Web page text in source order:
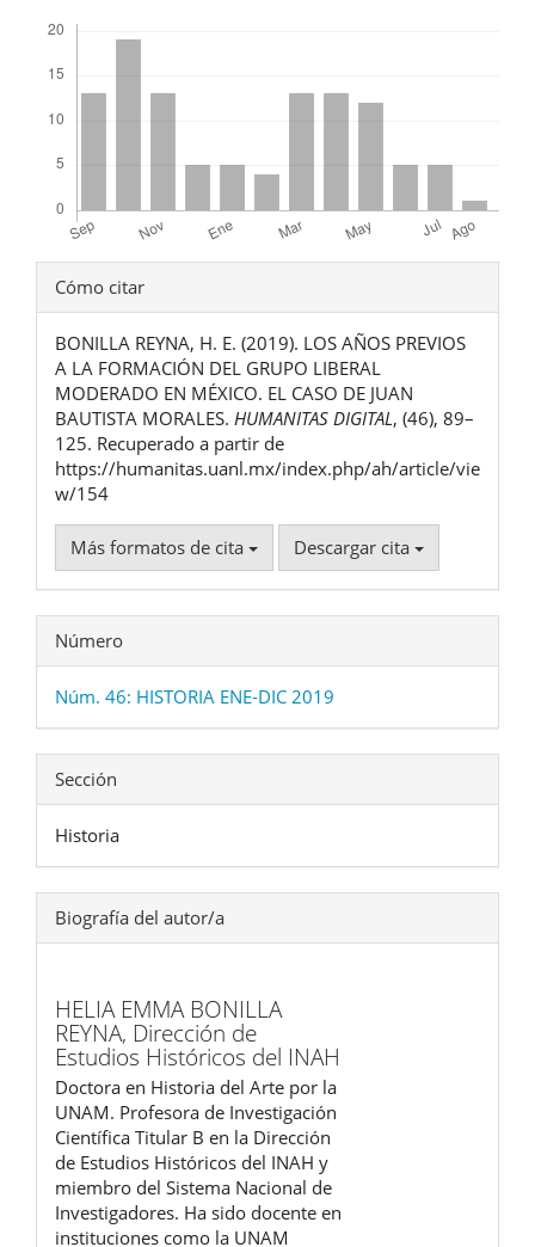
Detalles
del
artículo
Cómo citar
BONILLA REYNA, H. E. (2019). LOS AÑOS PREVIOS
A LA FORMACIÓN DEL GRUPO LIBERAL
MODERADO EN MÉXICO. EL CASO DE JUAN
BAUTISTA MORALES. HUMANITAS DIGITAL, (46), 89–
125. Recuperado a partir de
https://humanitas.uanl.mx/index.php/ah/article/vie
w/154
Más formatos de cita Descargar cita
Número
Núm. 46: HISTORIA ENE-DIC 2019
Sección
Historia
Biografía del autor/a
HELIA EMMA BONILLA
REYNA, Dirección de
Estudios Históricos del INAH
Doctora en Historia del Arte por la
UNAM. Profesora de Investigación
Científica Titular B en la Dirección
de Estudios Históricos del INAH y
miembro del Sistema Nacional de
Investigadores. Ha sido docente en
instituciones como la UNAM